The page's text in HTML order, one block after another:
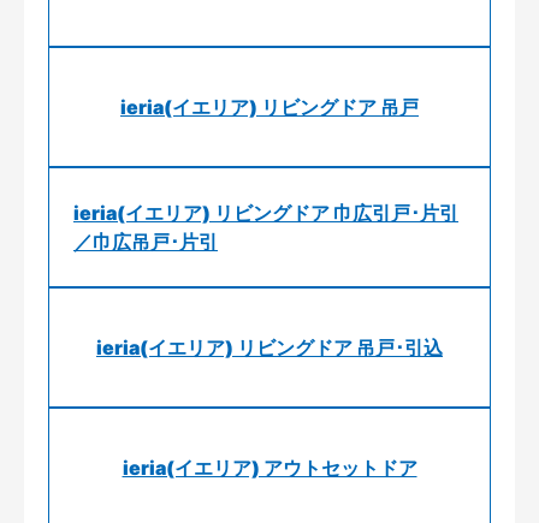
ieria(イエリア) リビングドア 吊戸
ieria(イエリア) リビングドア 巾広引戸･片引
／巾広吊戸･片引
ieria(イエリア) リビングドア 吊戸･引込
ieria(イエリア) アウトセットドア